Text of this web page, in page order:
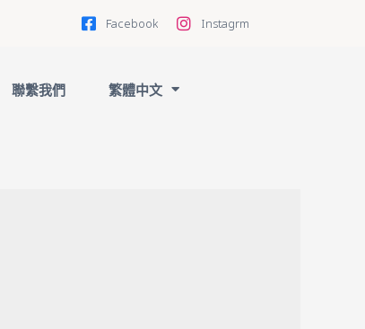
Facebook Instagrm
聯繫我們 繁體中文